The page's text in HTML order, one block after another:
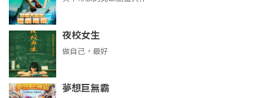
夜校女生
做自己，最好
夢想巨無霸